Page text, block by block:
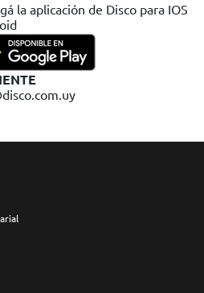
la aplicación de Disco para IOS